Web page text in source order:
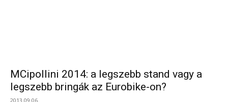
MCipollini 2014: a legszebb stand vagy a
legszebb bringák az Eurobike-on?
2013.09.06.